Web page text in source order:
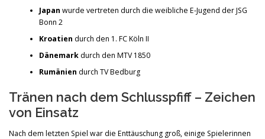
Japan wurde vertreten durch die weibliche E-Jugend der JSG
Bonn 2
Kroatien durch den 1. FC Köln II
Dänemarkdurch den MTV 1850
Rumänien durch TV Bedburg
Tränen nach dem Schlusspfiff – Zeichen
von Einsatz
Nach dem letzten Spiel war die Enttäuschung groß, einige Spielerinnen